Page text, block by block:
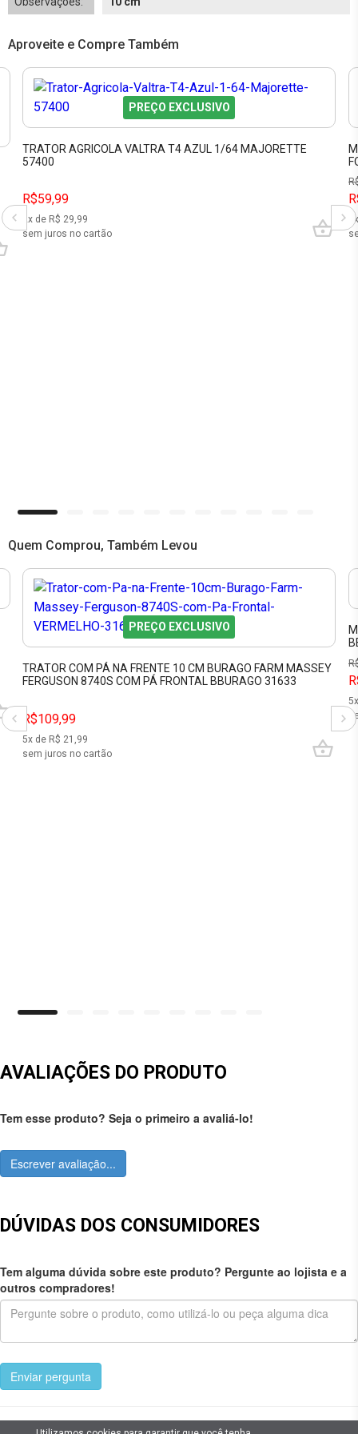
Aproveite e Compre Também
PREÇO EXCLUSIVO
TRATOR AGRICOLA VALTRA T4 AZUL 1/64 MAJORETTE
57400
R$59,99
2x de R$ 29,99
sem juros no cartão
Quem Comprou, Também Levou
PREÇO EXCLUSIVO
TRATOR COM PÁ NA FRENTE 10 CM BURAGO FARM MASSEY
FERGUSON 8740S COM PÁ FRONTAL BBURAGO 31633
R$109,99
5x de R$ 21,99
sem juros no cartão
5
AVALIAÇÕES DO PRODUTO
Tem esse produto? Seja o primeiro a avaliá-lo!
Escrever avaliação...
DÚVIDAS DOS CONSUMIDORES
Tem alguma dúvida sobre este produto? Pergunte ao lojista e a
outros compradores!
Enviar pergunta